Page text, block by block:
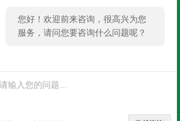
您好！欢迎前来咨询，很高兴为您
服务，请问您要咨询什么问题呢？
扫一扫